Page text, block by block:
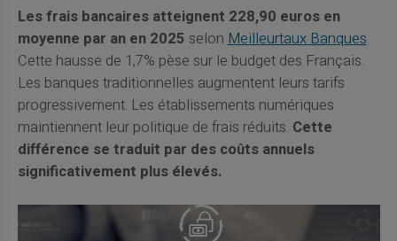
Les frais bancaires atteignent 228,90 euros en
moyenne par an en 2025 selonMeilleurtaux Banques.
Cette hausse de 1,7% pèse sur le budget des Français.
Les banques traditionnelles augmentent leurs tarifs
progressivement. Les établissements numériques
maintiennent leur politique de frais réduits. Cette
différence se traduit par des coûts annuels
significativement plus élevés.